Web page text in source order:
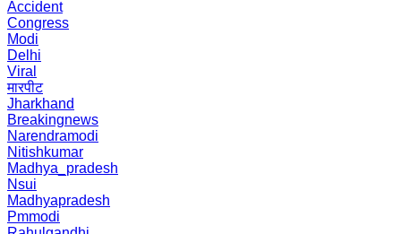
Accident
Congress
Modi
Delhi
Viral
मारपीट
Jharkhand
Breakingnews
Narendramodi
Nitishkumar
Madhya_pradesh
Nsui
Madhyapradesh
Pmmodi